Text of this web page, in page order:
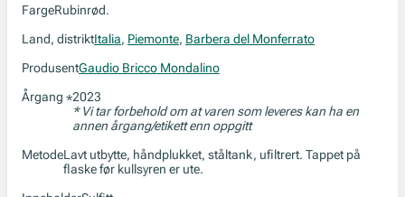
FargeRubinrød.
Land, distriktItalia, Piemonte, Barbera del Monferrato
ProdusentGaudio Bricco Mondalino
Årgang *2023
* Vi tar forbehold om at varen som leveres kan ha en
annen årgang/etikett enn oppgitt
MetodeLavt utbytte, håndplukket, ståltank, ufiltrert. Tappet på
flaske før kullsyren er ute.